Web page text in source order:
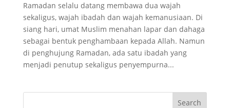
Ramadan selalu datang membawa dua wajah
sekaligus, wajah ibadah dan wajah kemanusiaan. Di
siang hari, umat Muslim menahan lapar dan dahaga
sebagai bentuk penghambaan kepada Allah. Namun
di penghujung Ramadan, ada satu ibadah yang
menjadi penutup sekaligus penyempurna...
Search